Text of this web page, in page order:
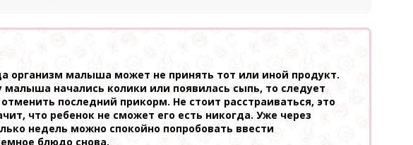
организм малыша может не принять тот или иной продукт.
малыша начались колики или появилась сыпь, то следует
отменить последний прикорм. Не стоит расстраиваться, это
что ребенок не сможет его есть никогда. Уже через
недель можно спокойно попробовать ввести
блюдо снова.